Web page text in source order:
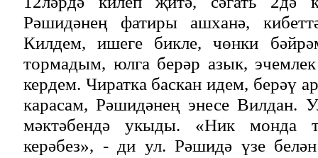
Рәшидәнең фатиры ашханә,
Килдем, ишеге бикле, чөнки
тормадым, юлга берәр азык,
кердем. Чиратка баскан идем, берәү
карасам, Рәшидәнең энесе Вилдан.
мәктәбендә укыды. «Ник монда
керәбез», - ди ул. Рәшидә үзе